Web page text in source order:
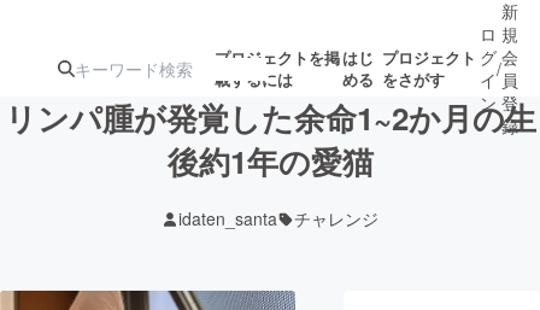
プロジェクトを掲
載するには
はじ
める
プロジェクト
をさがす
ジェクト
ロジェクト
ロ
グ
イ
ン
/
新
規
会
員
登
録
リンパ腫が発覚した余命1~2か月の生
後約1年の愛猫
idaten_santa チャレンジ